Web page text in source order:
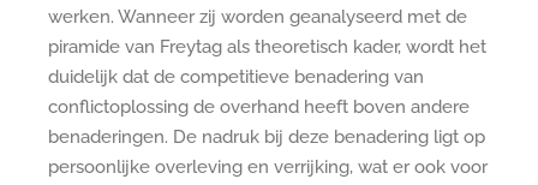
werken. Wanneer zij worden geanalyseerd met de
piramide van Freytag als theoretisch kader, wordt het
duidelijk dat de competitieve benadering van
conflictoplossing de overhand heeft boven andere
benaderingen. De nadruk bij deze benadering ligt op
persoonlijke overleving en verrijking, wat er ook voor